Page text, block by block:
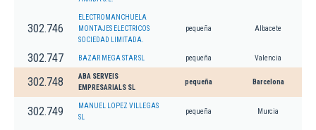
302.746
ELECTROMANCHUELA
MONTAJES ELECTRICOS
SOCIEDAD LIMITADA.
pequeña Albacete
302.747 BAZAR MEGA STAR SL pequeña Valencia
302.748
ABA SERVEIS
EMPRESARIALS SL
pequeña Barcelona
302.749
MANUEL LOPEZ VILLEGAS
SL
pequeña Murcia